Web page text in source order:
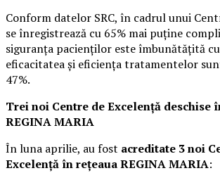
Conform datelor SRC, în cadrul unui
se înregistrează cu 65% mai puține
siguranța pacienților este îmbunătățită
eficacitatea și eficiența tratamentelor
47%.
Trei noi Centre de Excelență deschise
REGINA MARIA
În luna aprilie, au fost acreditate 3 noi
Excelență în rețeaua REGINA MARIA: